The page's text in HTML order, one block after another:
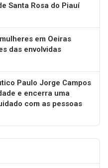
Santa Rosa do Piauí
em Oeiras
das envolvidas
Paulo Jorge Campos
e encerra uma
com as pessoas